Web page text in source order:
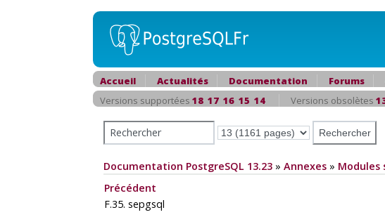
Accueil Actualités Documentation Forums
Versions supportées 18 17 16 15 14 Versions obsolètes
Documentation PostgreSQL 13.23 » Annexes » Modules
Précédent
F.35. sepgsql